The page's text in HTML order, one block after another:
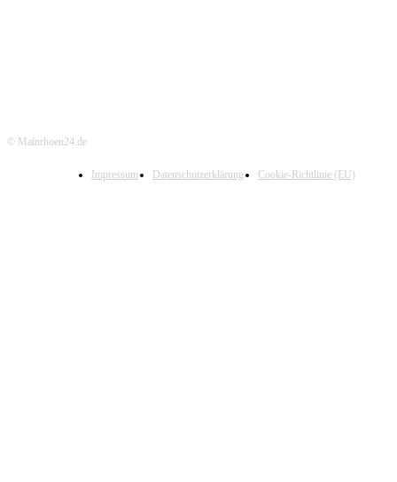
© Mainrhoen24.de
Impressum Datenschutzerklärung Cookie-Richtlinie (EU)